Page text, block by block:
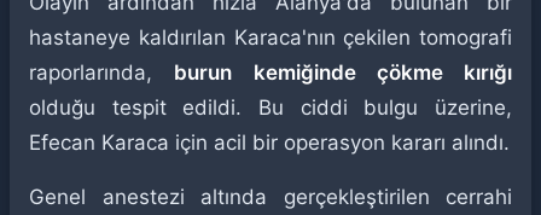
hastaneye kaldırılan Karaca'nın çekilen tomografi
raporlarında, burun kemiğinde çökme kırığı
olduğu tespit edildi. Bu ciddi bulgu üzerine,
Efecan Karaca için acil bir operasyon kararı alındı.
Genel anestezi altında gerçekleştirilen cerrahi